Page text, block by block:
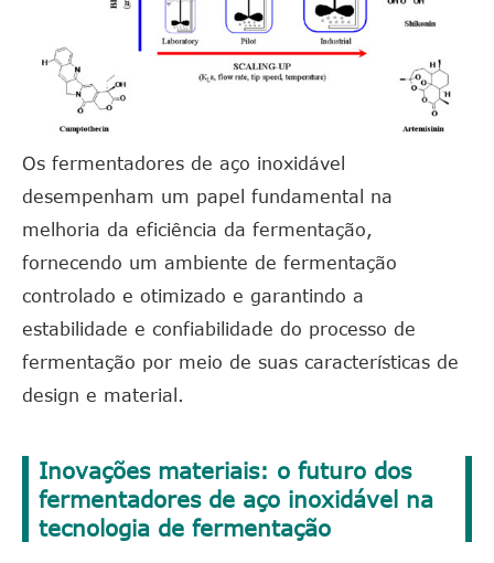
Os fermentadores de aço inoxidável
desempenham um papel fundamental na
melhoria da eficiência da fermentação,
fornecendo um ambiente de fermentação
controlado e otimizado e garantindo a
estabilidade e confiabilidade do processo de
fermentação por meio de suas características de
design e material.
Inovações materiais: o futuro dos
fermentadores de aço inoxidável na
tecnologia de fermentação